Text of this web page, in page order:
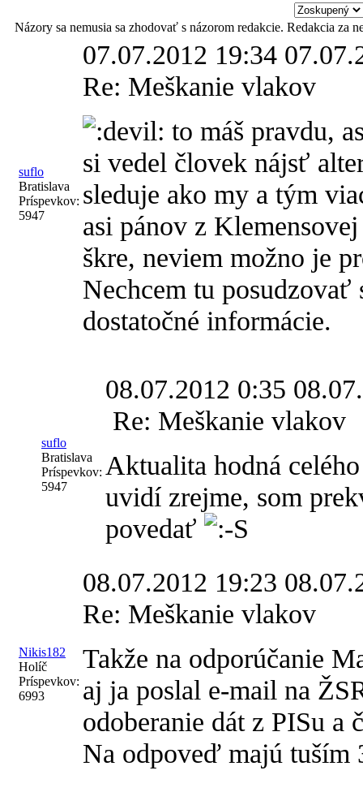
Názory sa nemusia sa zhodovať s názorom redakcie. Redakcia za
suflo
Bratislava
Príspevkov:
5947
07.07.2012 19:34
Re: Meškanie vlakov
to máš pravdu,
si vedel človek nájsť
sleduje ako my a tým
asi pánov z
škre, neviem možno je
Nechcem tu
dostatočné informácie.
suflo
Bratislava
Príspevkov:
5947
08.07.2012 0:35
Re: Meškanie vlakov
Aktualita hodná
uvidí zrejme, som
povedať
Nikis182
Holíč
Príspevkov:
6993
08.07.2012 19:23
Re: Meškanie vlakov
Takže na odporúčanie
aj ja poslal e-mail na
odoberanie dát z PISu a
Na odpoveď majú